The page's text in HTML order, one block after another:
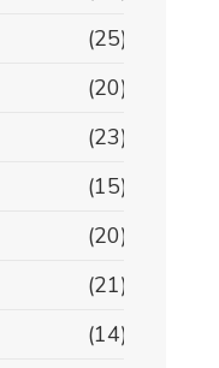
(25)
(20)
(23)
(15)
(20)
(21)
(14)